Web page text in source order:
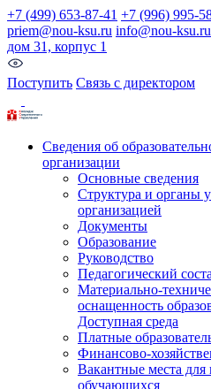
+7 (499) 653-87-41 +7 (996) 995-
priem@nou-ksu.ru info@nou-ksu.ru
дом 31, корпус 1
Поступить Связь с директором
Сведения об
организации
Основные сведения
Структура и органы
организацией
Документы
Образование
Руководство
Педагогический
Материально-
оснащенность
Доступная среда
Платные
Финансово-
Вакантные места для
обучающихся